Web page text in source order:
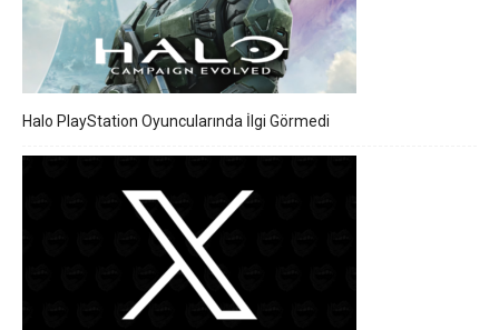
Halo PlayStation Oyuncularında İlgi Görmedi